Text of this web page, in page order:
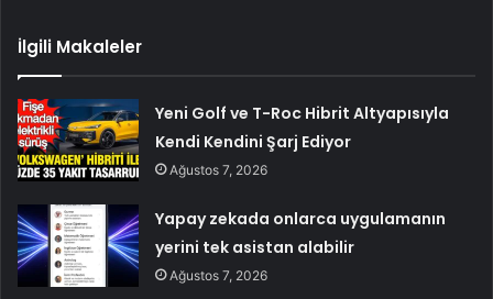
İlgili Makaleler
Yeni Golf ve T-Roc Hibrit Altyapısıyla
Kendi Kendini Şarj Ediyor
Ağustos 7, 2026
Yapay zekada onlarca uygulamanın
yerini tek asistan alabilir
Ağustos 7, 2026